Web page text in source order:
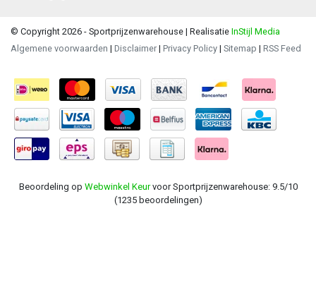
© Copyright 2026 - Sportprijzenwarehouse | Realisatie InStijl Media
Algemene voorwaarden | Disclaimer | Privacy Policy | Sitemap | RSS Feed
Beoordeling op Webwinkel Keurvoor Sportprijzenwarehouse: 9.5/10
(1235 beoordelingen)